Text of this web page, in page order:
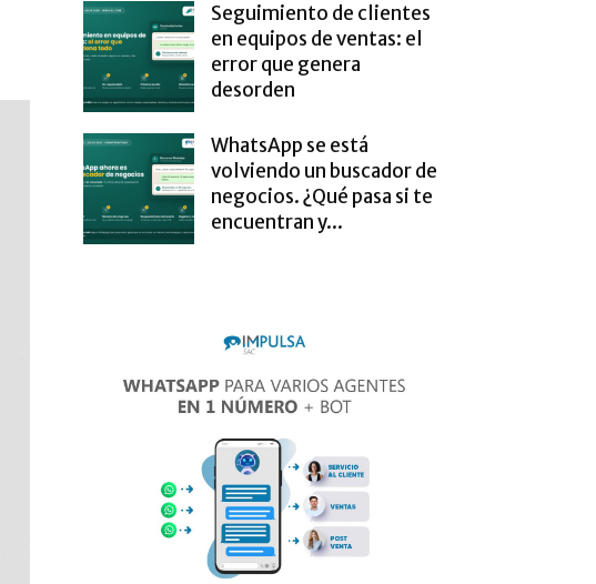
Seguimiento de clientes
en equipos de ventas: el
error que genera
desorden
WhatsApp se está
volviendo un buscador de
negocios. ¿Qué pasa si te
encuentran y...